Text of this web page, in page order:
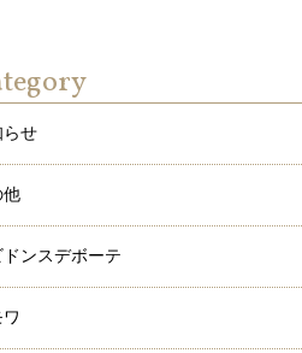
らせ
他
ドンスデボーテ